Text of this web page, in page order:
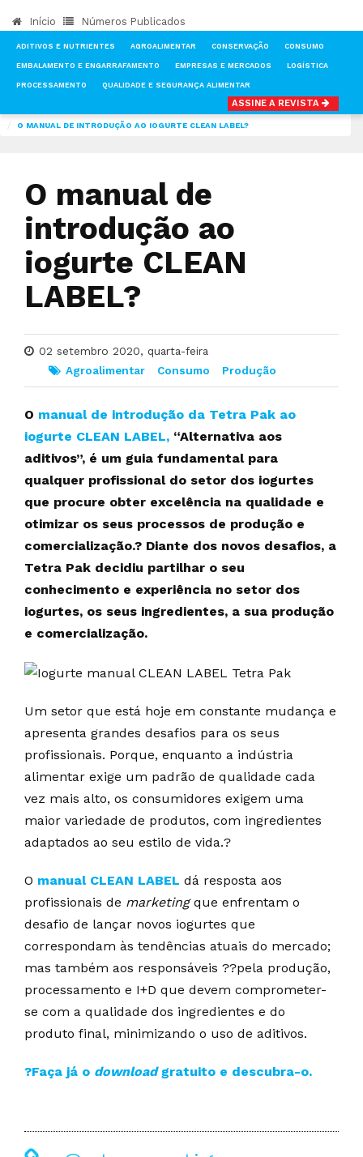
Início Números Publicados
ADITIVOS E NUTRIENTES AGROALIMENTAR CONSERVAÇÃO CONSUMO
EMBALAMENTO E ENGARRAFAMENTO EMPRESAS E MERCADOS LOGÍSTICA
PROCESSAMENTO QUALIDADE E SEGURANÇA ALIMENTAR
ASSINE A REVISTA
O MANUAL DE INTRODUÇÃO AO IOGURTE CLEAN LABEL?
O manual de
introdução ao
iogurte CLEAN
LABEL?
02 setembro 2020, quarta-feira
Agroalimentar
Consumo Produção
O manual de introdução da Tetra Pak ao
iogurte CLEAN LABEL, “Alternativa aos
aditivos”, é um guia fundamental para
qualquer profissional do setor dos iogurtes
que procure obter excelência na qualidade e
otimizar os seus processos de produção e
comercialização.? Diante dos novos desafios, a
Tetra Pak decidiu partilhar o seu
conhecimento e experiência no setor dos
iogurtes, os seus ingredientes, a sua produção
e comercialização.
Um setor que está hoje em constante mudança e
apresenta grandes desafios para os seus
profissionais. Porque, enquanto a indústria
alimentar exige um padrão de qualidade cada
vez mais alto, os consumidores exigem uma
maior variedade de produtos, com ingredientes
adaptados ao seu estilo de vida.?
O manual CLEAN LABEL dá resposta aos
profissionais de marketingque enfrentam o
desafio de lançar novos iogurtes que
correspondam às tendências atuais do mercado;
mas também aos responsáveis ??pela produção,
processamento e I+D que devem comprometer-
se com a qualidade dos ingredientes e do
produto final, minimizando o uso de aditivos.
?Faça já o downloadgratuito e descubra-o.